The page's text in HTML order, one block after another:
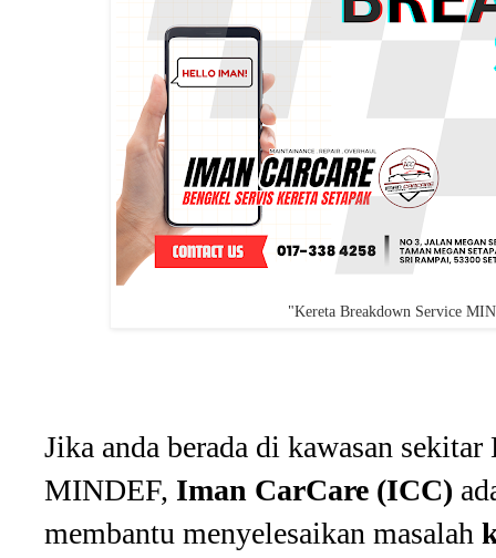
"Kereta Breakdown Service
Jika anda berada di kawasan
MINDEF, Iman CarCare (ICC)
membantu menyelesaikan masalah